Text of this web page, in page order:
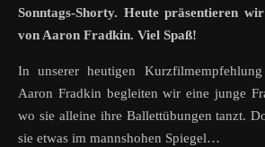
Sonntags-Shorty. Heute präsentieren
von Aaron Fradkin. Viel Spaß!
In unserer heutigen Kurzfilmempfehlung
Aaron Fradkin begleiten wir eine junge
wo sie alleine ihre Ballettübungen tanzt.
sie etwas im mannshohen Spiegel…